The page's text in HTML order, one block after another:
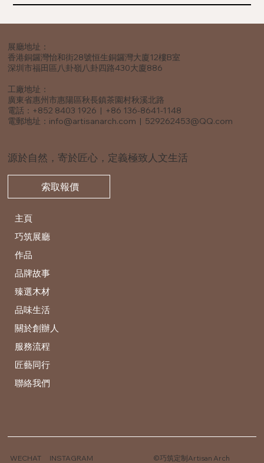
展廳地址：
香港銅鑼灣怡和街28號恒生銅鑼灣大廈12樓B室
深圳市福田區八卦嶺八卦四路430大廈886
工廠地址：
廣東省惠州市惠陽區秋長鎮茶園村秋溪北路
電話：+852 8403 1926 | +86 136-8641-1148
電郵地址： info@artisanarch.com | 529262453@QQ.com
源於自然，寄於匠心，定義極致人文生活
索取報價
WECHAT INSTAGRAM ©巧筑定制Artisan Arch
主頁
巧筑展廳
作品
品牌故事
臻選木材
品味生活
關於創辦人
服務流程
匠藝同行
聯絡我們